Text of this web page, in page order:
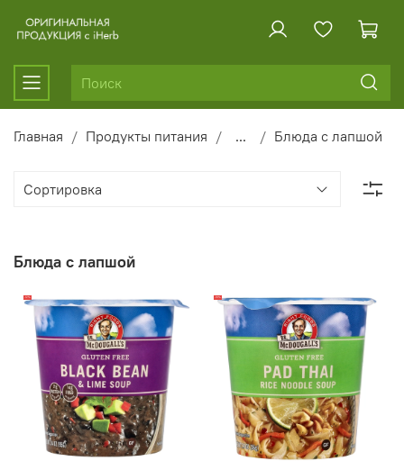
Главная Продукты питания ... Блюда с лапшой
Блюда с лапшой
-12% -18%